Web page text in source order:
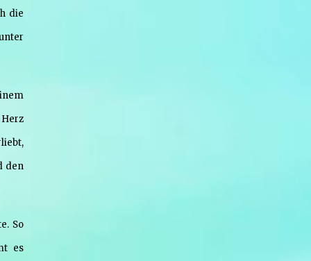
die
den
So
es